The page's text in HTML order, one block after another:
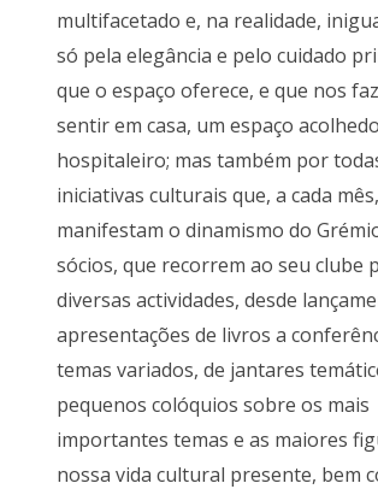
multifacetado e, na realidade,
só pela elegância e pelo cuidado
que o espaço oferece, e que nos
sentir em casa, um espaço
hospitaleiro; mas também por
iniciativas culturais que, a cada mês,
manifestam o dinamismo do
sócios, que recorrem ao seu clube
diversas actividades, desde
apresentações de livros a
temas variados, de jantares
pequenos colóquios sobre os mais
importantes temas e as maiores
nossa vida cultural presente, bem